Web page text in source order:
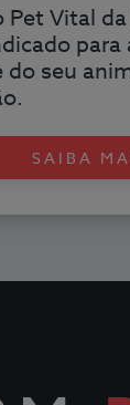
Pet Vital
para
do seu
SAIBA